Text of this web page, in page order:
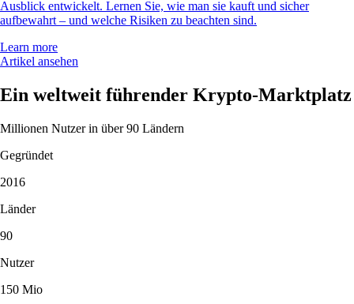
Ausblick entwickelt. Lernen Sie, wie man sie kauft und sicher
aufbewahrt – und welche Risiken zu beachten sind.
Learn more
Artikel ansehen
Ein weltweit führender Krypto-Marktplatz
Millionen Nutzer in über 90 Ländern
Gegründet
2016
Länder
90
Nutzer
150 Mio